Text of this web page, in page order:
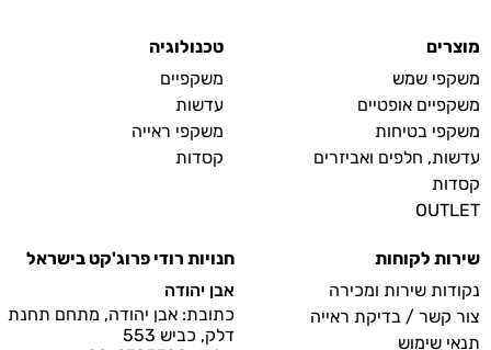
מוצרים
משקפי שמש
משקפיים אופטיים
משקפי בטיחות
עדשות, חלפים ואביזרים
קסדות
OUTLET
טכנולוגיה
משקפיים
עדשות
משקפי ראייה
קסדות
שירות לקוחות
נקודות שירות ומכירה
צור קשר / בדיקת ראייה
תנאי שימוש
חנויות רודי פרוג'קט בישראל
אבן יהודה
כתובת: אבן יהודה, מתחם תחנת
דלק, כביש 553